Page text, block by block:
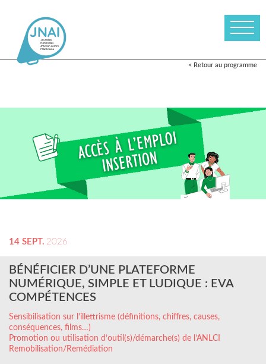
< Retour au programme
14 SEPT. 2026
BÉNÉFICIER D’UNE PLATEFORME
NUMÉRIQUE, SIMPLE ET LUDIQUE : EVA
COMPÉTENCES
Sensibilisation sur l’illettrisme (définitions, chiffres, causes,
conséquences, films…)
Promotion ou utilisation d’outil(s)/démarche(s) de l’ANLCI
Remobilisation/Remédiation